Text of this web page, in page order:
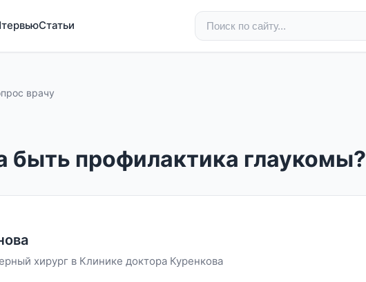
Статьи
врачу
быть профилактика глаукомы?
хирург в Клинике доктора Куренкова